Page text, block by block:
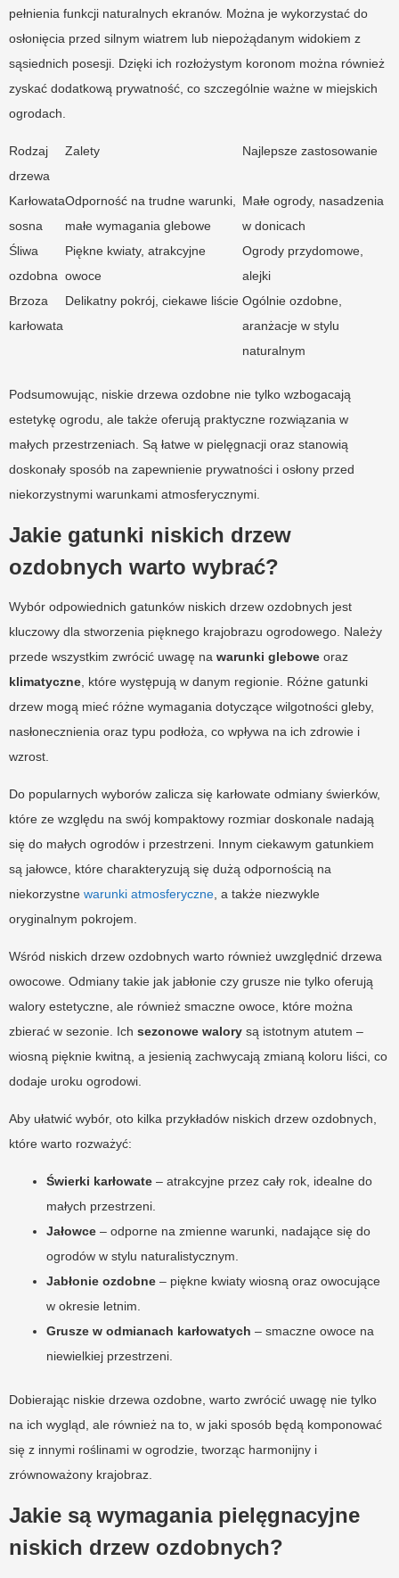
pełnienia funkcji naturalnych ekranów. Można je wykorzystać do
osłonięcia przed silnym wiatrem lub niepożądanym widokiem z
sąsiednich posesji. Dzięki ich rozłożystym koronom można również
zyskać dodatkową prywatność, co szczególnie ważne w miejskich
ogrodach.
Rodzaj
drzewa
Zalety Najlepsze zastosowanie
Karłowata
sosna
Odporność na trudne warunki,
małe wymagania glebowe
Małe ogrody, nasadzenia
w donicach
Śliwa
ozdobna
Piękne kwiaty, atrakcyjne
owoce
Ogrody przydomowe,
alejki
Brzoza
karłowata
Delikatny pokrój, ciekawe liście Ogólnie ozdobne,
aranżacje w stylu
naturalnym
Podsumowując, niskie drzewa ozdobne nie tylko wzbogacają
estetykę ogrodu, ale także oferują praktyczne rozwiązania w
małych przestrzeniach. Są łatwe w pielęgnacji oraz stanowią
doskonały sposób na zapewnienie prywatności i osłony przed
niekorzystnymi warunkami atmosferycznymi.
Jakie gatunki niskich drzew
ozdobnych warto wybrać?
Wybór odpowiednich gatunków niskich drzew ozdobnych jest
kluczowy dla stworzenia pięknego krajobrazu ogrodowego. Należy
przede wszystkim zwrócić uwagę na warunki glebowe oraz
klimatyczne , które występują w danym regionie. Różne gatunki
drzew mogą mieć różne wymagania dotyczące wilgotności gleby,
nasłonecznienia oraz typu podłoża, co wpływa na ich zdrowie i
wzrost.
Do popularnych wyborów zalicza się karłowate odmiany świerków,
które ze względu na swój kompaktowy rozmiar doskonale nadają
się do małych ogrodów i przestrzeni. Innym ciekawym gatunkiem
są jałowce, które charakteryzują się dużą odpornością na
niekorzystne warunki atmosferyczne , a także niezwykle
oryginalnym pokrojem.
Wśród niskich drzew ozdobnych warto również uwzględnić drzewa
owocowe. Odmiany takie jak jabłonie czy grusze nie tylko oferują
walory estetyczne, ale również smaczne owoce, które można
zbierać w sezonie. Ich sezonowe walory są istotnym atutem –
wiosną pięknie kwitną, a jesienią zachwycają zmianą koloru liści, co
dodaje uroku ogrodowi.
Aby ułatwić wybór, oto kilka przykładów niskich drzew ozdobnych,
które warto rozważyć:
Świerki karłowate – atrakcyjne przez cały rok, idealne do
małych przestrzeni.
Jałowce – odporne na zmienne warunki, nadające się do
ogrodów w stylu naturalistycznym.
Jabłonie ozdobne – piękne kwiaty wiosną oraz owocujące
w okresie letnim.
Grusze w odmianach karłowatych – smaczne owoce na
niewielkiej przestrzeni.
Dobierając niskie drzewa ozdobne, warto zwrócić uwagę nie tylko
na ich wygląd, ale również na to, w jaki sposób będą komponować
się z innymi roślinami w ogrodzie, tworząc harmonijny i
zrównoważony krajobraz.
Jakie są wymagania pielęgnacyjne
niskich drzew ozdobnych?